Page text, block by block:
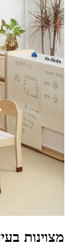
מצוינות